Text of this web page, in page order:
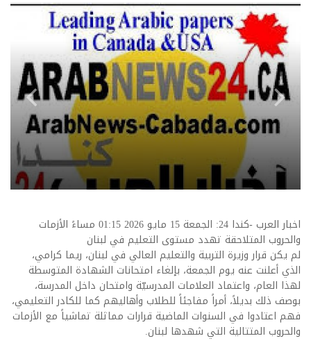
اخبار العرب -كندا 24: الجمعة 15 مايو 2026 01:15 مساءً الأزمات
والحروب المتلاحقة تهدد مستوى التعليم في لبنان
لم يكن قرار وزيرة التربية والتعليم العالي في لبنان، ريما كرامي،
الذي أعلنت عنه يوم الجمعة، بإلغاء امتحانات الشهادة المتوسطة
لهذا العام، واعتماد العلامات المدرسيّة وامتحان داخل المدرسة،
بوصف ذلك بديلاً، أمراً مفاجئاً للطلاب وأهاليهم كما للكادر التعليمي،
فهم اعتادوا في السنوات الماضية قرارات مماثلة تماشياً مع الأزمات
والحروب المتتالية التي شهدها لبنان.